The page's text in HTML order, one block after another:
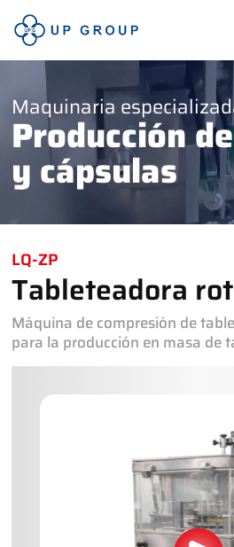
Maquinaria
Producción
y cápsulas
LQ-ZP
Tableteadora
Máquina de compresión de
para la producción en masa de